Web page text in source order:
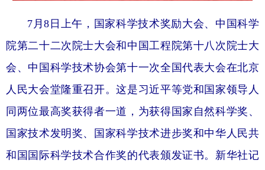
7月8日上午，国家科学技术奖励大会、中国科学
院第二十二次院士大会和中国工程院第十八次院士大
会、中国科学技术协会第十一次全国代表大会在北京
人民大会堂隆重召开。这是习近平等党和国家领导人
同两位最高奖获得者一道，为获得国家自然科学奖、
国家技术发明奖、国家科学技术进步奖和中华人民共
和国国际科学技术合作奖的代表颁发证书。新华社记